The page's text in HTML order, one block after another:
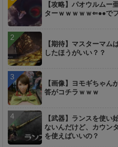
【攻略】パオウルムー
ターｗｗｗｗｗ⇐●●で
【期待】マスターマム
したほうがいい？？
【画像】ヨモギちゃ
答がコチラｗｗｗ
【武器】ランスを使い
ないんだけど、カウン
を使えばいいの？